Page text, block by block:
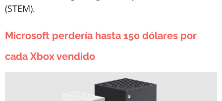
(STEM).
Microsoft perdería hasta 150 dólares por
cada Xbox vendido